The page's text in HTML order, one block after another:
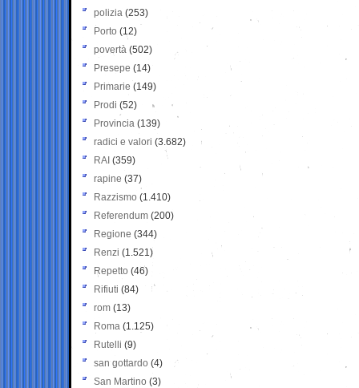
polizia (253)
Porto (12)
povertà (502)
Presepe (14)
Primarie (149)
Prodi (52)
Provincia (139)
radici e valori (3.682)
RAI (359)
rapine (37)
Razzismo (1.410)
Referendum (200)
Regione (344)
Renzi (1.521)
Repetto (46)
Rifiuti (84)
rom (13)
Roma (1.125)
Rutelli (9)
san gottardo (4)
San Martino (3)